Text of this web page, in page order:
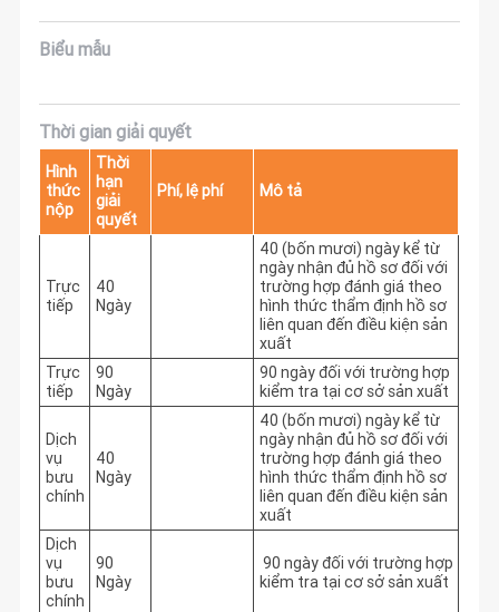
Biểu mẫu
Thời gian giải quyết
Hình
thức
nộp
Thời
hạn
giải
quyết
Phí, lệ phí Mô tả
Trực
tiếp
40
Ngày
40 (bốn mươi) ngày kể từ
ngày nhận đủ hồ sơ đối với
trường hợp đánh giá theo
hình thức thẩm định hồ sơ
liên quan đến điều kiện sản
xuất
Trực
tiếp
90
Ngày
90 ngày đối với trường hợp
kiểm tra tại cơ sở sản xuất
Dịch
vụ
bưu
chính
40
Ngày
40 (bốn mươi) ngày kể từ
ngày nhận đủ hồ sơ đối với
trường hợp đánh giá theo
hình thức thẩm định hồ sơ
liên quan đến điều kiện sản
xuất
Dịch
vụ
bưu
chính
90
Ngày
kiểm tra tại cơ sở sản xuất